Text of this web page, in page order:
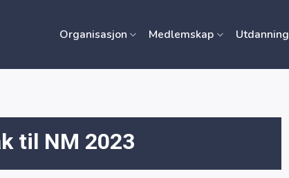
Organisasjon Medlemskap Utdanning
til NM 2023